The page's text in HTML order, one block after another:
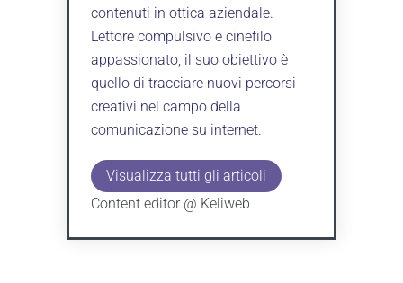
contenuti in ottica aziendale.
Lettore compulsivo e cinefilo
appassionato, il suo obiettivo è
quello di tracciare nuovi percorsi
creativi nel campo della
comunicazione su internet.
Visualizza tutti gli articoli
Content editor @ Keliweb